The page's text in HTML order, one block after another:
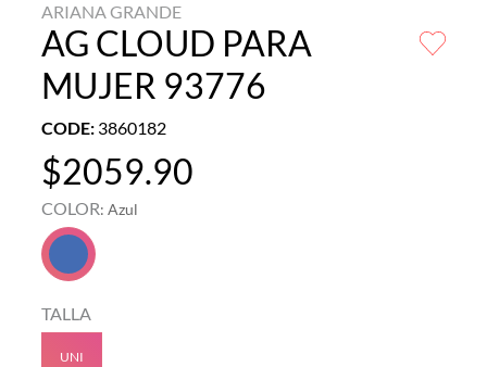
ARIANA GRANDE
AG CLOUD PARA
MUJER 93776
CODE: 3860182
$2059.90
COLOR: Azul
TALLA
UNI